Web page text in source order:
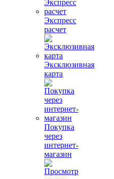
Экспресс
расчет
Эксклюзивная
карта
Покупка
через
интернет-
магазин